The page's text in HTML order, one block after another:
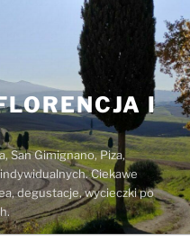
I
San Gimignano, Piza,
Ciekawe
degustacje, wycieczki po